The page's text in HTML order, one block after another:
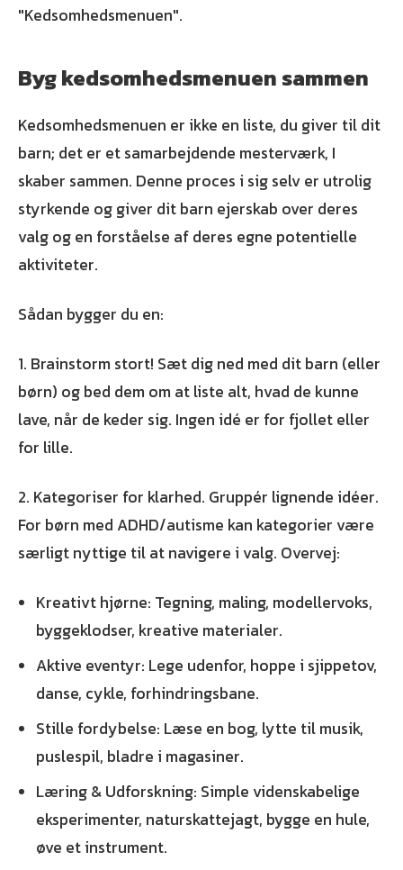
"Kedsomhedsmenuen".
Byg kedsomhedsmenuen sammen
Kedsomhedsmenuen er ikke en liste, du giver til dit
barn; det er et samarbejdende mesterværk, I
skaber sammen. Denne proces i sig selv er utrolig
styrkende og giver dit barn ejerskab over deres
valg og en forståelse af deres egne potentielle
aktiviteter.
Sådan bygger du en:
1. Brainstorm stort! Sæt dig ned med dit barn (eller
børn) og bed dem om at liste alt, hvad de kunne
lave, når de keder sig. Ingen idé er for fjollet eller
for lille.
2. Kategoriser for klarhed. Gruppér lignende idéer.
For børn med ADHD/autisme kan kategorier være
særligt nyttige til at navigere i valg. Overvej:
Kreativt hjørne: Tegning, maling, modellervoks,
byggeklodser, kreative materialer.
Aktive eventyr: Lege udenfor, hoppe i sjippetov,
danse, cykle, forhindringsbane.
Stille fordybelse: Læse en bog, lytte til musik,
puslespil, bladre i magasiner.
Læring & Udforskning: Simple videnskabelige
eksperimenter, naturskattejagt, bygge en hule,
øve et instrument.